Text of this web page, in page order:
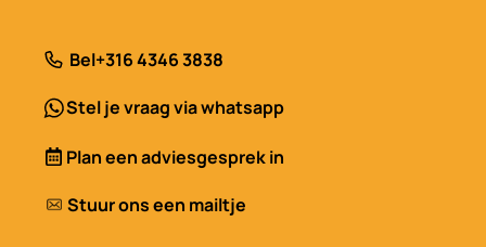
Bel+316 4346 3838
Stel je vraag via whatsapp
Plan een adviesgesprek in
Stuur ons een mailtje